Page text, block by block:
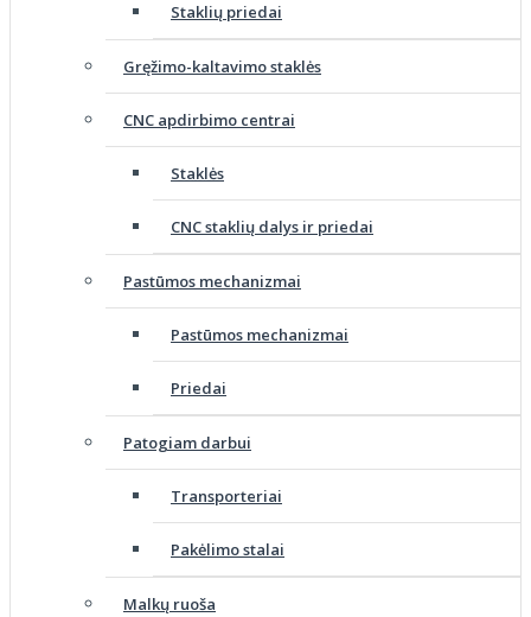
Staklių priedai
Gręžimo-kaltavimo staklės
CNC apdirbimo centrai
Staklės
CNC staklių dalys ir priedai
Pastūmos mechanizmai
Pastūmos mechanizmai
Priedai
Patogiam darbui
Transporteriai
Pakėlimo stalai
Malkų ruoša